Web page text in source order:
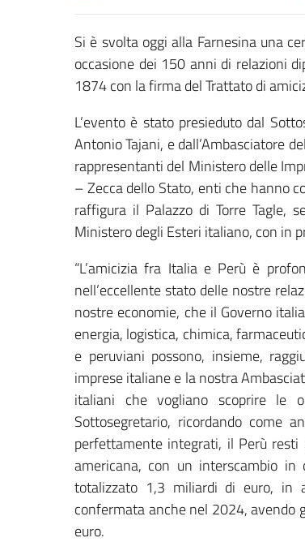
Si è svolta oggi alla Farnesina una
occasione dei 150 anni di relazioni
1874 con la firma del Trattato di
L’evento è stato presieduto dal
Antonio Tajani, e dall’Ambasciatore
rappresentanti del Ministero delle
– Zecca dello Stato, enti che hanno
raffigura il Palazzo di Torre Tagle,
Ministero degli Esteri italiano, con in
“L’amicizia fra Italia e Perù è
nell’eccellente stato delle nostre
nostre economie, che il Governo
energia, logistica, chimica,
e peruviani possono, insieme,
imprese italiane e la nostra
italiani che vogliano scoprire le
Sottosegretario, ricordando come
perfettamente integrati, il Perù
americana, con un interscambio
totalizzato 1,3 miliardi di euro, in
confermata anche nel 2024, avendo
euro.